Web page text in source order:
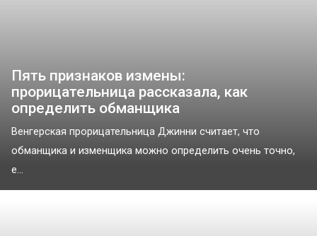
Пять признаков измены:
прорицательница рассказала, как
определить обманщика
Венгерская прорицательница Джинни считает, что
обманщика и изменщика можно определить очень точно,
е...